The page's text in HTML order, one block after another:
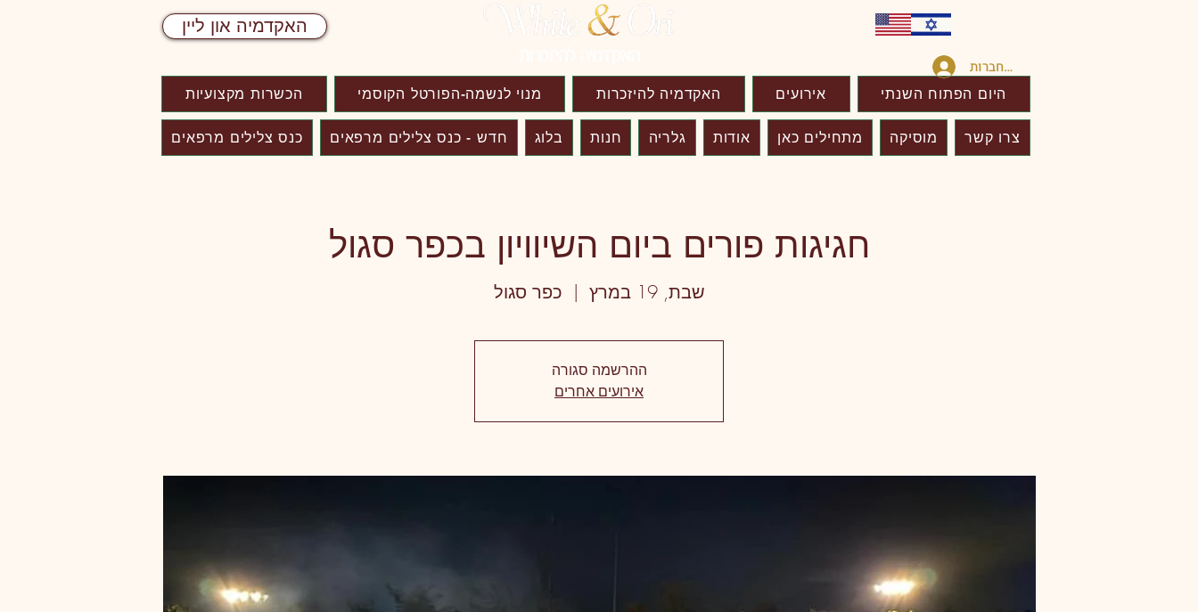
האקדמיה און ליין
הכשרות מקצועיות מנוי לנשמה-הפורטל הקוסמי האקדמיה להיזכרות אירועים היום הפתוח השנתי
כנס צלילים מרפאים חדש - כנס צלילים מרפאים בלוג חנות גלריה אודות מתחילים כאן מוסיקה צרו קשר
להתחברות
חגיגות פורים ביום השיוויון בכפר סגול
שבת, 19 במרץ
  |
כפר סגול
ההרשמה סגורה
אירועים אחרים